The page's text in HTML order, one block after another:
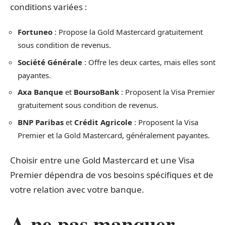
conditions variées :
Fortuneo : Propose la Gold Mastercard gratuitement
sous condition de revenus.
Société Générale : Offre les deux cartes, mais elles sont
payantes.
Axa Banque et BoursoBank : Proposent la Visa Premier
gratuitement sous condition de revenus.
BNP Paribas et Crédit Agricole : Proposent la Visa
Premier et la Gold Mastercard, généralement payantes.
Choisir entre une Gold Mastercard et une Visa
Premier dépendra de vos besoins spécifiques et de
votre relation avec votre banque.